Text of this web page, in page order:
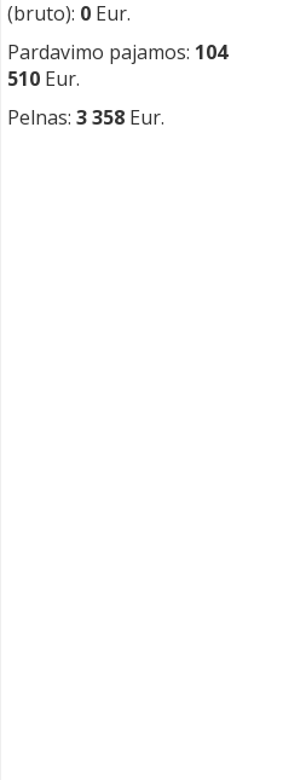
(bruto): 0 Eur.
Pardavimo pajamos: 104
510 Eur.
Pelnas: 3 358 Eur.